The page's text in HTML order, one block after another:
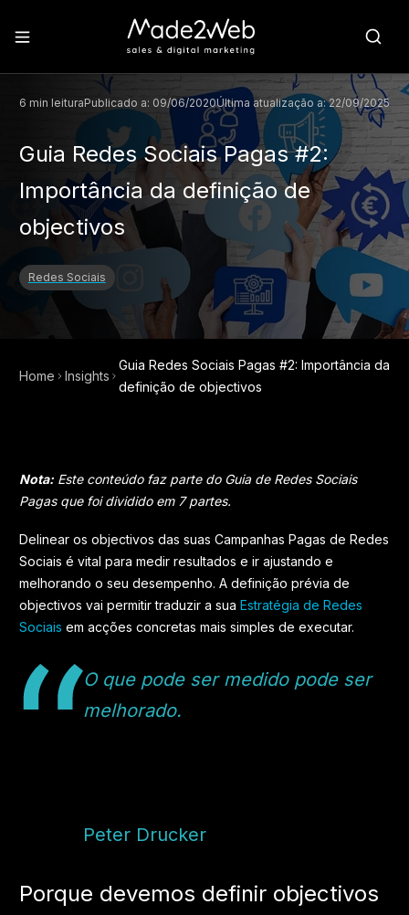
6 min leituraPublicado a: 09/06/2020Última atualização a:22/09/2025
Guia Redes Sociais Pagas #2:
Importância da definição de
objectivos
Redes Sociais
Home Insights
Guia Redes Sociais Pagas #2: Importância da
definição de objectivos
Nota: Este conteúdo faz parte do Guia de Redes Sociais
Pagas que foi dividido em 7 partes.
Delinear os objectivos das suas Campanhas Pagas de Redes
Sociais é vital para medir resultados e ir ajustando e
melhorando o seu desempenho. A definição prévia de
objectivos vai permitir traduzir a sua Estratégia de Redes
Sociais em acções concretas mais simples de executar.
O que pode ser medido pode ser
melhorado.
Peter Drucker
Porque devemos definir objectivos